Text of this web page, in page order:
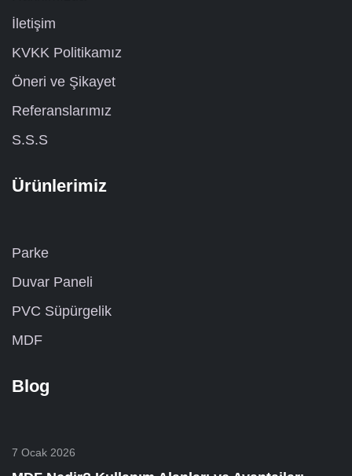
İletişim
KVKK Politikamız
Öneri ve Şikayet
Referanslarımız
S.S.S
Ürünlerimiz
Parke
Duvar Paneli
PVC Süpürgelik
MDF
Blog
7 Ocak 2026